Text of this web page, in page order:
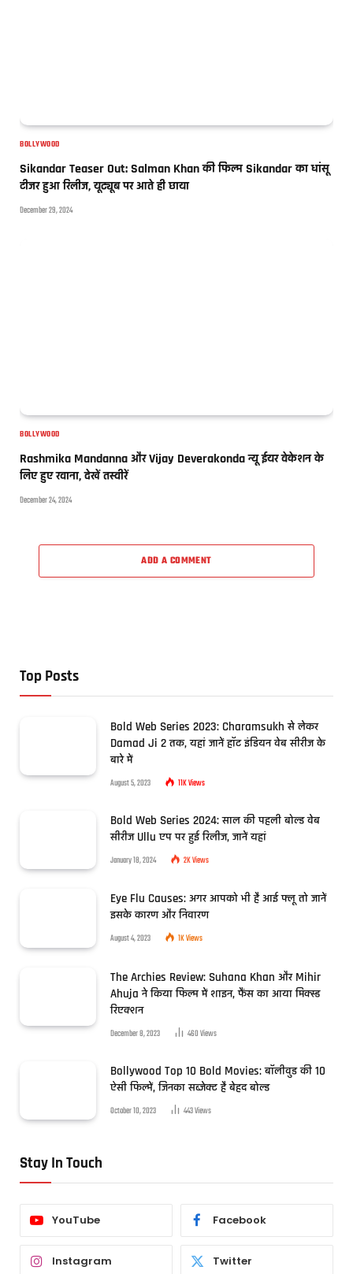
BOLLYWOOD
Sikandar Teaser Out: Salman Khan की फिल्म Sikandar का धांसू
टीजर हुआ रिलीज, यूट्यूब पर आते ही छाया
December 29, 2024
BOLLYWOOD
Rashmika Mandanna और Vijay Deverakonda न्यू ईयर वेकेशन के
लिए हुए रवाना, देखें तस्वीरें
December 24, 2024
ADD A COMMENT
Top Posts
Bold Web Series 2023: Charamsukh से लेकर
Damad Ji 2 तक, यहां जानें हॉट इंडियन वेब सीरीज के
बारे में
August 5, 2023 11KViews
Bold Web Series 2024: साल की पहली बोल्ड वेब
सीरीज Ullu एप पर हुई रिलीज, जानें यहां
January 18, 2024 2KViews
Eye Flu Causes: अगर आपको भी है आई फ्लू तो जानें
इसके कारण और निवारण
August 4, 2023 1KViews
The Archies Review: Suhana Khan और Mihir
Ahuja ने किया फिल्म में शाइन, फैंस का आया मिक्स्ड
रिएक्शन
December 8, 2023 460Views
Bollywood Top 10 Bold Movies: बॉलीवुड की 10
ऐसी फिल्में, जिनका सब्जेक्ट है बेहद बोल्ड
October 10, 2023 443Views
Stay In Touch
YouTube Facebook
Instagram Twitter